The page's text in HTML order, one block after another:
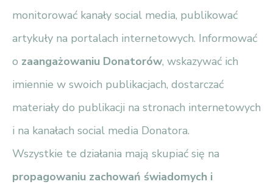
monitorować kanały social media, publikować
artykuły na portalach internetowych. Informować
o zaangażowaniu Donatorów, wskazywać ich
imiennie w swoich publikacjach, dostarczać
materiały do publikacji na stronach internetowych
i na kanałach social media Donatora.
Wszystkie te działania mają skupiać się na
propagowaniu zachowań świadomych i